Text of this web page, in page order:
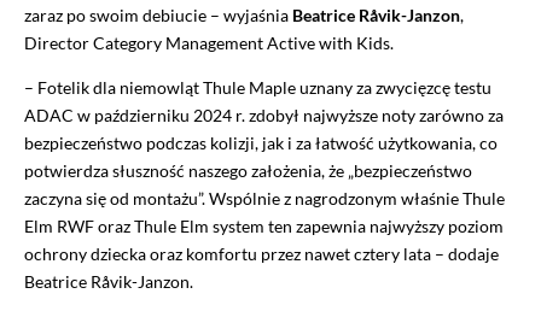
zaraz po swoim debiucie – wyjaśnia Beatrice Råvik-Janzon,
Director Category Management Active with Kids.
– Fotelik dla niemowląt Thule Maple uznany za zwycięzcę testu
ADAC w październiku 2024 r. zdobył najwyższe noty zarówno za
bezpieczeństwo podczas kolizji, jak i za łatwość użytkowania, co
potwierdza słuszność naszego założenia, że „bezpieczeństwo
zaczyna się od montażu”. Wspólnie z nagrodzonym właśnie Thule
Elm RWF oraz Thule Elm system ten zapewnia najwyższy poziom
ochrony dziecka oraz komfortu przez nawet cztery lata – dodaje
Beatrice Råvik-Janzon.